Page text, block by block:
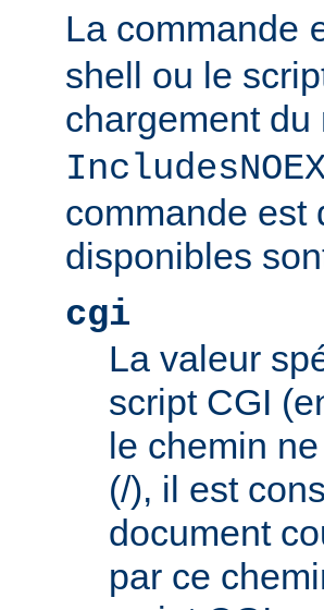
La commande
shell ou le
chargement du
commande est
disponibles
cgi
La valeur
script CGI
le chemin
(/), il est
document
par ce